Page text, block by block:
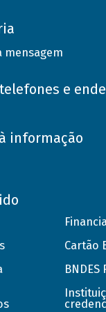
mensagem
e
informação
Cartão
BNDES